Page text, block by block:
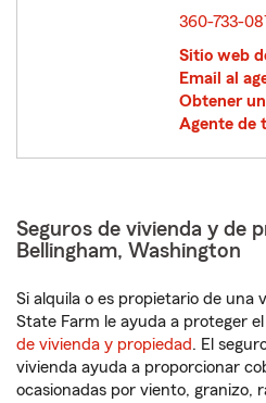
360-733-
Sitio web
Email al
Obtener
Agente de
Seguros de vivienda y de
Bellingham, Washington
Si alquila o es propietario de una
State Farm le ayuda a proteger
de vivienda y propiedad. El
vivienda ayuda a proporcionar
ocasionadas por viento, granizo,